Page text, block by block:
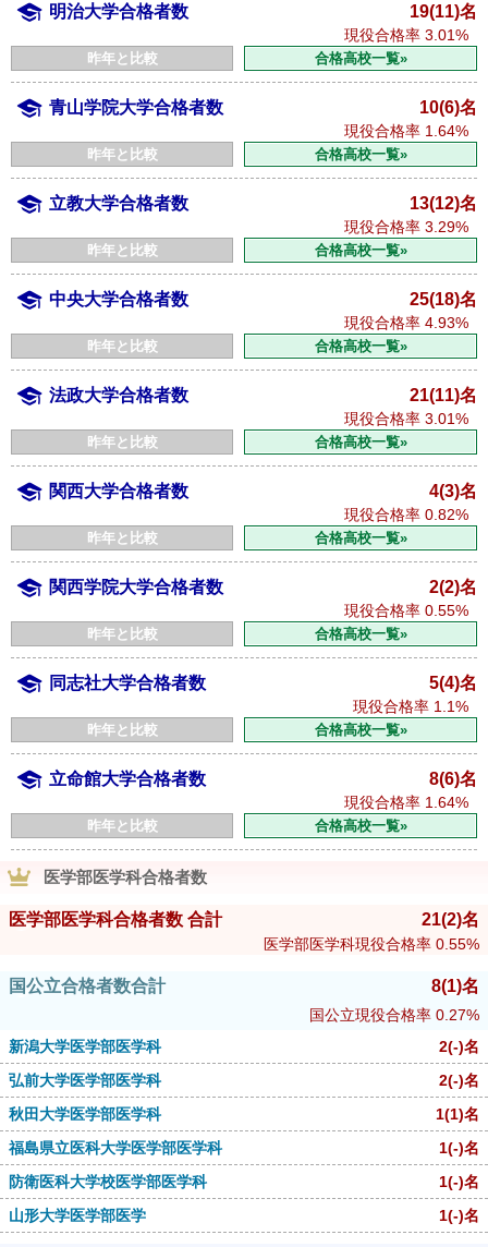
明治大学合格者数 19(11)名
現役合格率 3.01%
昨年と比較 合格高校一覧»
青山学院大学合格者数 10(6)名
現役合格率 1.64%
昨年と比較 合格高校一覧»
立教大学合格者数 13(12)名
現役合格率 3.29%
昨年と比較 合格高校一覧»
中央大学合格者数 25(18)名
現役合格率 4.93%
昨年と比較 合格高校一覧»
法政大学合格者数 21(11)名
現役合格率 3.01%
昨年と比較 合格高校一覧»
関西大学合格者数 4(3)名
現役合格率 0.82%
昨年と比較 合格高校一覧»
関西学院大学合格者数 2(2)名
現役合格率 0.55%
昨年と比較 合格高校一覧»
同志社大学合格者数 5(4)名
現役合格率 1.1%
昨年と比較 合格高校一覧»
立命館大学合格者数 8(6)名
現役合格率 1.64%
昨年と比較 合格高校一覧»
医学部医学科合格者数
医学部医学科合格者数 合計 21(2)名
医学部医学科現役合格率 0.55%
国公立合格者数合計 8(1)名
国公立現役合格率 0.27%
新潟大学医学部医学科
2(-)名
弘前大学医学部医学科
2(-)名
秋田大学医学部医学科
1(1)名
福島県立医科大学医学部医学科
1(-)名
防衛医科大学校医学部医学科
1(-)名
山形大学医学部医学
1(-)名